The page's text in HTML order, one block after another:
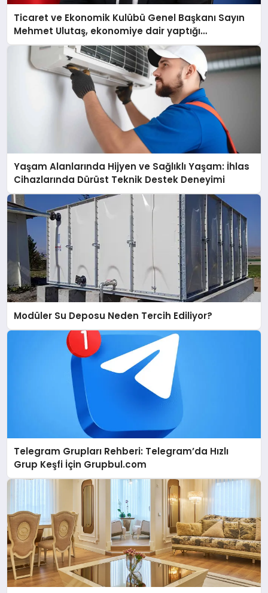
Ticaret ve Ekonomik Kulübü Genel Başkanı Sayın
Mehmet Ulutaş, ekonomiye dair yaptığı
açıklamada şunları kaydetti:
Yaşam Alanlarında Hijyen ve Sağlıklı Yaşam: İhlas
Cihazlarında Dürüst Teknik Destek Deneyimi
Modüler Su Deposu Neden Tercih Ediliyor?
Telegram Grupları Rehberi: Telegram’da Hızlı
Grup Keşfi İçin Grupbul.com